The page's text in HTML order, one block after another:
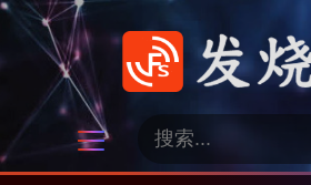
跳
发烧友
：